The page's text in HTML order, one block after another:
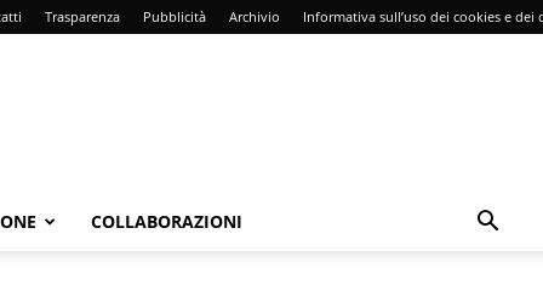
Trasparenza Pubblicità Archivio Informativa sull’uso dei cookies e dei
COLLABORAZIONI